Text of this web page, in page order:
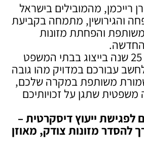
רייכמן, מהמובילים בישראל
והגירושין, מתמחה בקביעת
והפחתת מזונות
עם ניסיון של מעל 25 שנה בייצוג בבתי המשפט
עבורכם במדויק מהו גובה
משותפת במקרה שלכם,
משפטית שתגן על זכויותיכם
לפגישת ייעוץ דיסקרטית –
להסדר מזונות צודק, מאוזן